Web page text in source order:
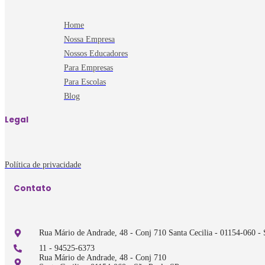
Home
Nossa Empresa
Nossos Educadores
Para Empresas
Para Escolas
Blog
Legal
Política de privacidade
Contato
Rua Mário de Andrade, 48 - Conj 710 Santa Cecilia - 01154-060 -
11 - 94525-6373
Rua Mário de Andrade, 48 - Conj 710